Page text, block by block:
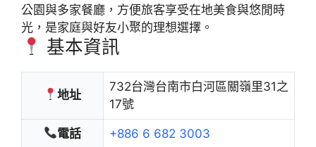
公園與多家餐廳，方便旅客享受在地美食與悠閒時
光，是家庭與好友小聚的理想選擇。
基本資訊
地址
732台灣台南市白河區關嶺里31之
17號
電話 +886 6 682 3003